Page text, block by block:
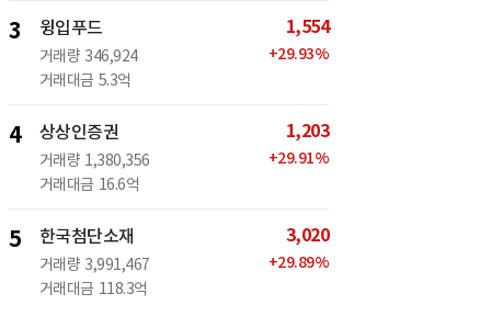
3 윙입푸드
거래량 346,924
거래대금 5.3억
1,554
+29.93%
4 상상인증권
거래량 1,380,356
거래대금 16.6억
1,203
+29.91%
5 한국첨단소재
거래량 3,991,467
거래대금 118.3억
3,020
+29.89%